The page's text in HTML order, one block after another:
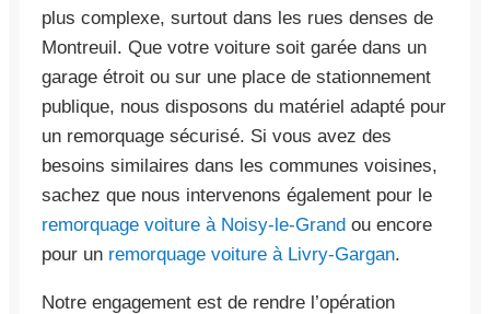
plus complexe, surtout dans les rues denses de
Montreuil. Que votre voiture soit garée dans un
garage étroit ou sur une place de stationnement
publique, nous disposons du matériel adapté pour
un remorquage sécurisé. Si vous avez des
besoins similaires dans les communes voisines,
sachez que nous intervenons également pour le
remorquage voiture à Noisy-le-Grand ou encore
pour un remorquage voiture à Livry-Gargan.
Notre engagement est de rendre l’opération